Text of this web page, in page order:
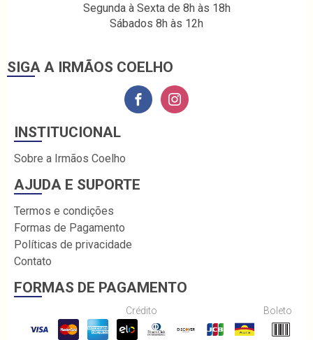
Segunda à Sexta de 8h às 18h
Sábados 8h às 12h
SIGA A IRMÃOS COELHO
INSTITUCIONAL
Sobre a Irmãos Coelho
AJUDA E SUPORTE
Termos e condições
Formas de Pagamento
Políticas de privacidade
Contato
FORMAS DE PAGAMENTO
Crédito Boleto